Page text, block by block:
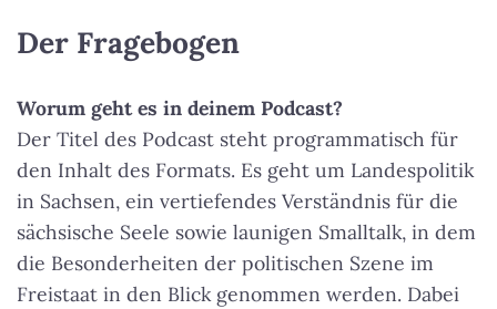
Der Fragebogen
Worum geht es in deinem Podcast?
Der Titel des Podcast steht programmatisch für
den Inhalt des Formats. Es geht um Landespolitik
in Sachsen, ein vertiefendes Verständnis für die
sächsische Seele sowie launigen Smalltalk, in dem
die Besonderheiten der politischen Szene im
Freistaat in den Blick genommen werden. Dabei